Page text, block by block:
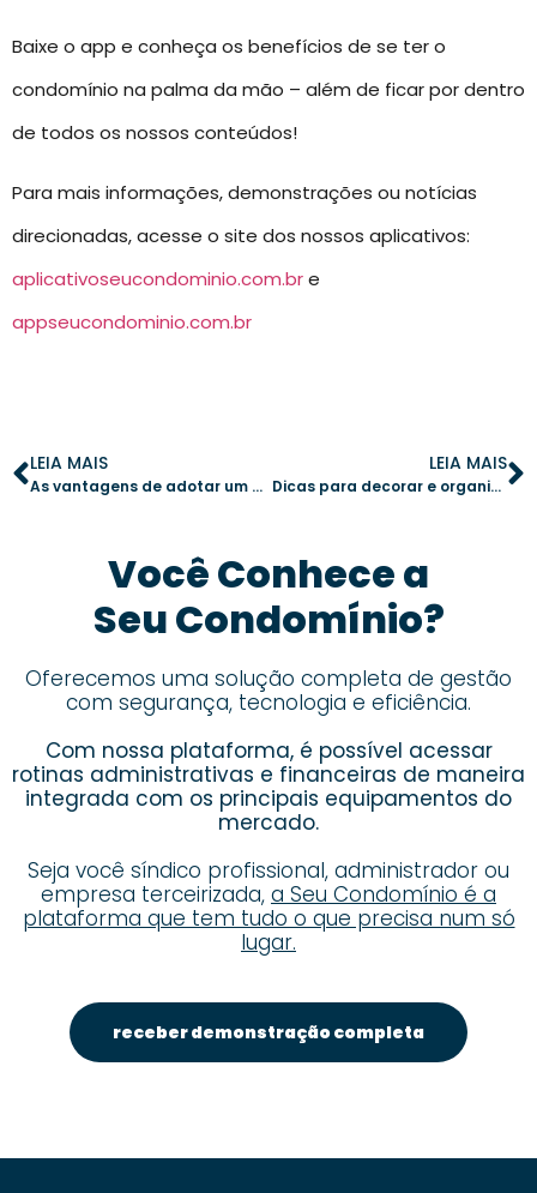
Baixe o app e conheça os benefícios de se ter o
condomínio na palma da mão – além de ficar por dentro
de todos os nossos conteúdos!
Para mais informações, demonstrações ou notícias
direcionadas, acesse o site dos nossos aplicativos:
aplicativoseucondominio.com.bre
appseucondominio.com.br
LEIA MAIS
As vantagens de adotar um software de portaria remota no controle de veículos
LEIA MAIS
Dicas para decorar e organizar festas de datas comemorativas no condomínio
Você Conhece a
Seu Condomínio?
Oferecemos uma solução completa de gestão
com segurança, tecnologia e eficiência.
Com nossa plataforma, é possível acessar
rotinas administrativas e financeiras de maneira
integrada com os principais equipamentos do
mercado.
Seja você síndico profissional, administrador ou
empresa terceirizada, a Seu Condomínio é a
plataforma que tem tudo o que precisa num só
lugar.
receber demonstração completa